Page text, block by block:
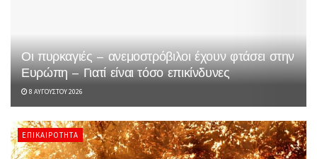
Οι πυρκαγιές – ανεμοστρόβιλοι έχουν φτάσει στην
Ευρώπη – Γιατί είναι τόσο επικίνδυνες
8 ΑΥΓΟΎΣΤΟΥ 2026
ΕΠΙΚΑΙΡΌΤΗΤΑ